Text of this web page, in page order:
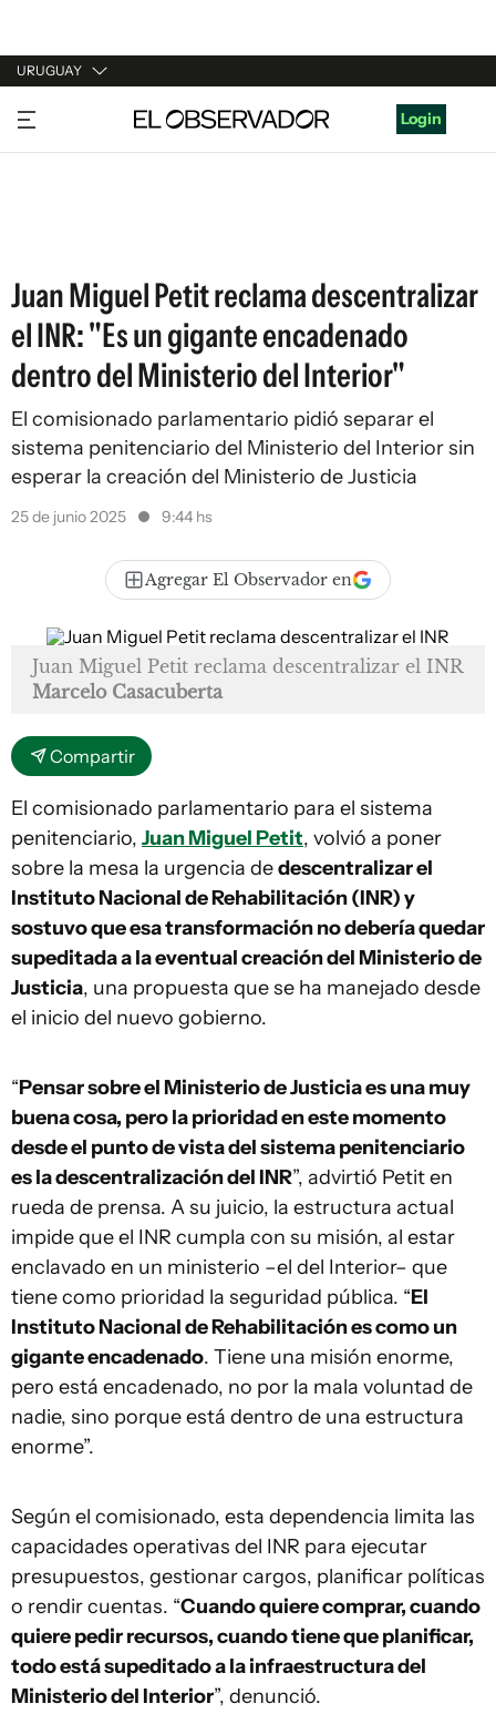
URUGUAY
URUGUAY
ARGENTINA
Login
Juan Miguel Petit reclama descentralizar
el INR: "Es un gigante encadenado
dentro del Ministerio del Interior"
El comisionado parlamentario pidió separar el
sistema penitenciario del Ministerio del Interior sin
esperar la creación del Ministerio de Justicia
25 de junio 2025 9:44 hs
Agregar El Observador en
Juan Miguel Petit reclama descentralizar el INR
Marcelo Casacuberta
Compartir
El comisionado parlamentario para el sistema
penitenciario, Juan Miguel Petit, volvió a poner
sobre la mesa la urgencia dedescentralizar el
Instituto Nacional de Rehabilitación (INR) y
sostuvo que esa transformación no debería quedar
supeditada a la eventual creación del Ministerio de
Justicia, una propuesta que se ha manejado desde
el inicio del nuevo gobierno.
“Pensar sobre el Ministerio de Justicia es una muy
buena cosa, pero la prioridad en este momento
desde el punto de vista del sistema penitenciario
es la descentralización del INR”, advirtió Petit en
rueda de prensa. A su juicio, la estructura actual
impide que el INR cumpla con su misión, al estar
enclavado en un ministerio –el del Interior– que
tiene como prioridad la seguridad pública. “El
Instituto Nacional de Rehabilitación es como un
gigante encadenado. Tiene una misión enorme,
pero está encadenado, no por la mala voluntad de
nadie, sino porque está dentro de una estructura
enorme”.
Según el comisionado, esta dependencia limita las
capacidades operativas del INR para ejecutar
presupuestos, gestionar cargos, planificar políticas
o rendir cuentas. “Cuando quiere comprar, cuando
quiere pedir recursos, cuando tiene que planificar,
todo está supeditado a la infraestructura del
Ministerio del Interior”, denunció.